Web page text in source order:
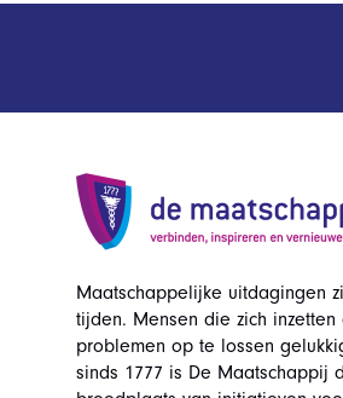
Maatschappelijke uitdagingen
tijden. Mensen die zich inzetten
problemen op te lossen
sinds 1777 is De Maatschappij